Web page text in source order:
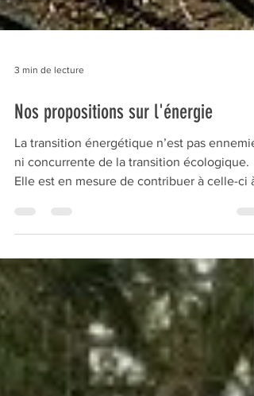
3 min de lecture
Nos propositions sur l'énergie
ni concurrente de la transition écologique.
la condition que des orientations techniques
rigoureuses soient mises au service
d’objectifs politiques environnementaux
ambitieux, et non l’inverse. Nos convictions
l’homme, et à sa maîtrise sont associés des
enjeux environnementaux : la santé et